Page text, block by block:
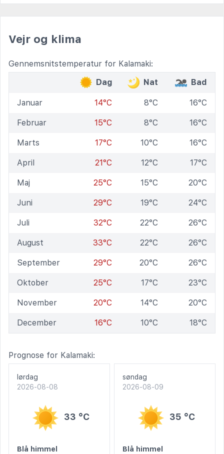
Vejr og klima
Gennemsnitstemperatur for Kalamaki:
Dag
Nat Bad
Januar 14°C 8°C 16°C
Februar 15°C 8°C 16°C
Marts 17°C 10°C 16°C
April 21°C 12°C 17°C
Maj 25°C 15°C 20°C
Juni 29°C 19°C 24°C
Juli 32°C 22°C 26°C
August 33°C 22°C 26°C
September 29°C 20°C 26°C
Oktober 25°C 17°C 23°C
November 20°C 14°C 20°C
December 16°C 10°C 18°C
Prognose for Kalamaki:
lørdag
2026-08-08
33 °C
Blå himmel
søndag
2026-08-09
35 °C
Blå himmel